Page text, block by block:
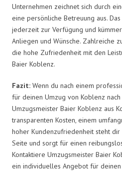
Unternehmen zeichnet sich durch
eine persönliche Betreuung aus.
jederzeit zur Verfügung und
Anliegen und Wünsche. Zahlreiche
die hohe Zufriedenheit mit den
Baier Koblenz.
Fazit: Wenn du nach einem
für deinen Umzug von Koblenz nach
Umzugsmeister Baier Koblenz aus
transparenten Kosten, einem
hoher Kundenzufriedenheit steht
Seite und sorgt für einen
Kontaktiere Umzugsmeister Baier
ein individuelles Angebot für